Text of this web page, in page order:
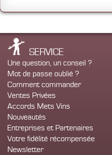
SERVICE
Une question, un conseil ?
Mot de passe oublié ?
Comment commander
Ventes Privées
Accords Mets Vins
Nouveautés
Entreprises et Partenaires
Votre fidélité récompensée
Newsletter